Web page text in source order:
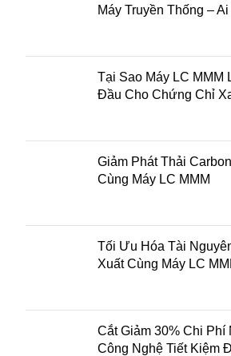
Máy Truyền Thống –
Tại Sao Máy LC MMM
Đầu Cho Chứng Chỉ
Giảm Phát Thải
Cùng Máy LC MMM
Tối Ưu Hóa Tài
Xuất Cùng Máy LC
Cắt Giảm 30% Chi
Công Nghệ Tiết Kiệm